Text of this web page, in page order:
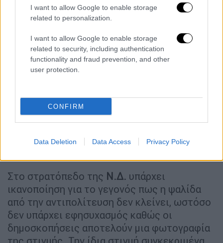
I want to allow Google to enable storage
related to personalization.
I want to allow Google to enable storage
related to security, including authentication
functionality and fraud prevention, and other
user protection.
CONFIRM
Data Deletion Data Access Privacy Policy
για την έως τώρα παρουσία και τις
ενέργειες της Μαρίας Καρυστιανού, το
41,7% έχει θετική εικόνα, ενώ το 47,1%
αρνητική.
Σύμφωνα με την ίδια μέτρηση στο ερώτημα
κόμμα με αρχηγό τονΑλέξη Τσίπρα το 20,4%
λέει ότι σίγουρα ή μάλλον θα το ψήφιζε ενώ
το 74,7% απαντά ότι σίγουρα ή μάλλον δεν θα
Στο στρατόπεδο της Ν.Δ. υπάρχει
ικανοποίηση για το γεγονός πως η ψαλίδα
από την αντιπολίτευση δεν κλείνει, ωστόσο
δεν υπάρχει εφησυχασμός καθώς οι
δημοσκοπήσεις αποτελούν μια φωτογραφία